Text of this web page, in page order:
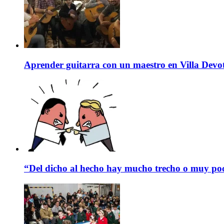
Aprender guitarra con un maestro en Villa
“Del dicho al hecho hay mucho trecho o muy